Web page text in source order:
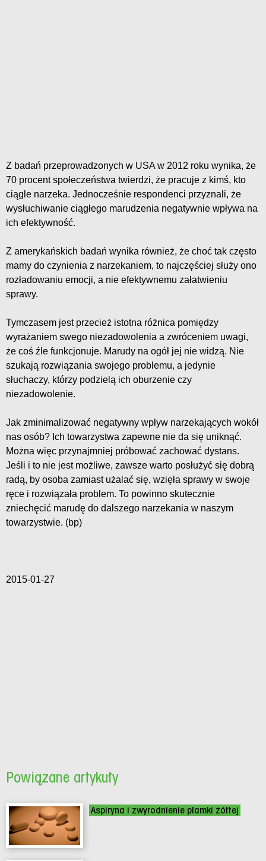
Z badań przeprowadzonych w USA w 2012 roku wynika, że
70 procent społeczeństwa twierdzi, że pracuje z kimś, kto
ciągle narzeka. Jednocześnie respondenci przyznali, że
wysłuchiwanie ciągłego marudzenia negatywnie wpływa na
ich efektywność.
Z amerykańskich badań wynika również, że choć tak często
mamy do czynienia z narzekaniem, to najczęściej służy ono
rozładowaniu emocji, a nie efektywnemu załatwieniu
sprawy.
Tymczasem jest przecież istotna różnica pomiędzy
wyrażaniem swego niezadowolenia a zwróceniem uwagi,
że coś źle funkcjonuje. Marudy na ogół jej nie widzą. Nie
szukają rozwiązania swojego problemu, a jedynie
słuchaczy, którzy podzielą ich oburzenie czy
niezadowolenie.
Jak zminimalizować negatywny wpływ narzekających wokół
nas osób? Ich towarzystwa zapewne nie da się uniknąć.
Można więc przynajmniej próbować zachować dystans.
Jeśli i to nie jest możliwe, zawsze warto posłużyć się dobrą
radą, by osoba zamiast użalać się, wzięła sprawy w swoje
ręce i rozwiązała problem. To powinno skutecznie
zniechęcić marudę do dalszego narzekania w naszym
towarzystwie. (bp)
2015-01-27
Powiązane artykuły
Aspiryna i zwyrodnienie plamki żółtej